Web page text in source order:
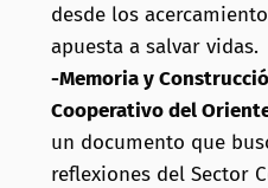
desde los
apuesta a salvar vidas.
-Memoria y
Cooperativo del
un documento que
reflexiones del Sector